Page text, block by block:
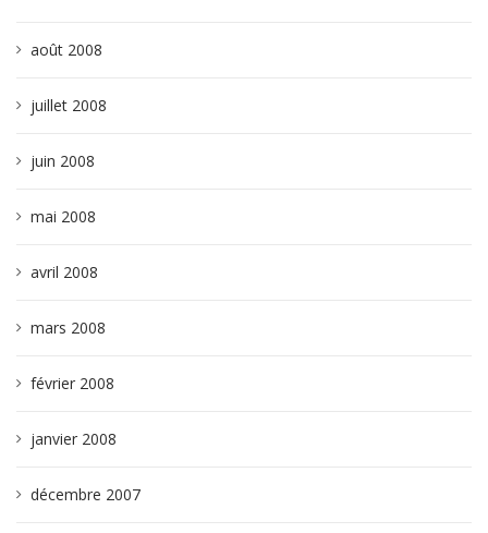
août 2008
juillet 2008
juin 2008
mai 2008
avril 2008
mars 2008
février 2008
janvier 2008
décembre 2007